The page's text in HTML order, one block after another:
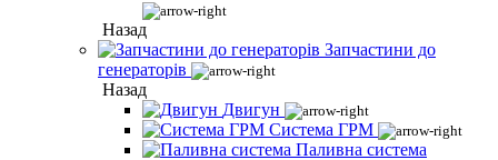
Назад
Запчастини до
генераторів
Назад
Двигун
Система ГРМ
Паливна система